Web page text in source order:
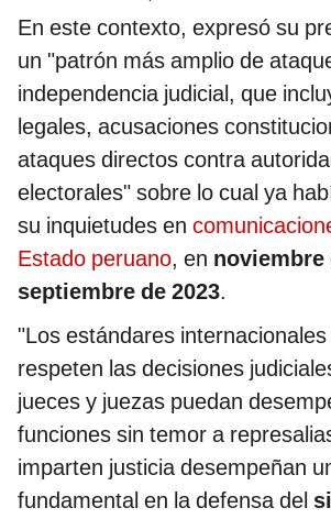
En este contexto, expresó su
un "patrón más amplio de
independencia judicial, que
legales, acusaciones
ataques directos contra
electorales" sobre lo cual ya
su inquietudes en
Estado peruano, en noviembre
septiembre de 2023.
"Los estándares
respeten las decisiones
jueces y juezas puedan
funciones sin temor a
imparten justicia desempeñan
fundamental en la defensa del